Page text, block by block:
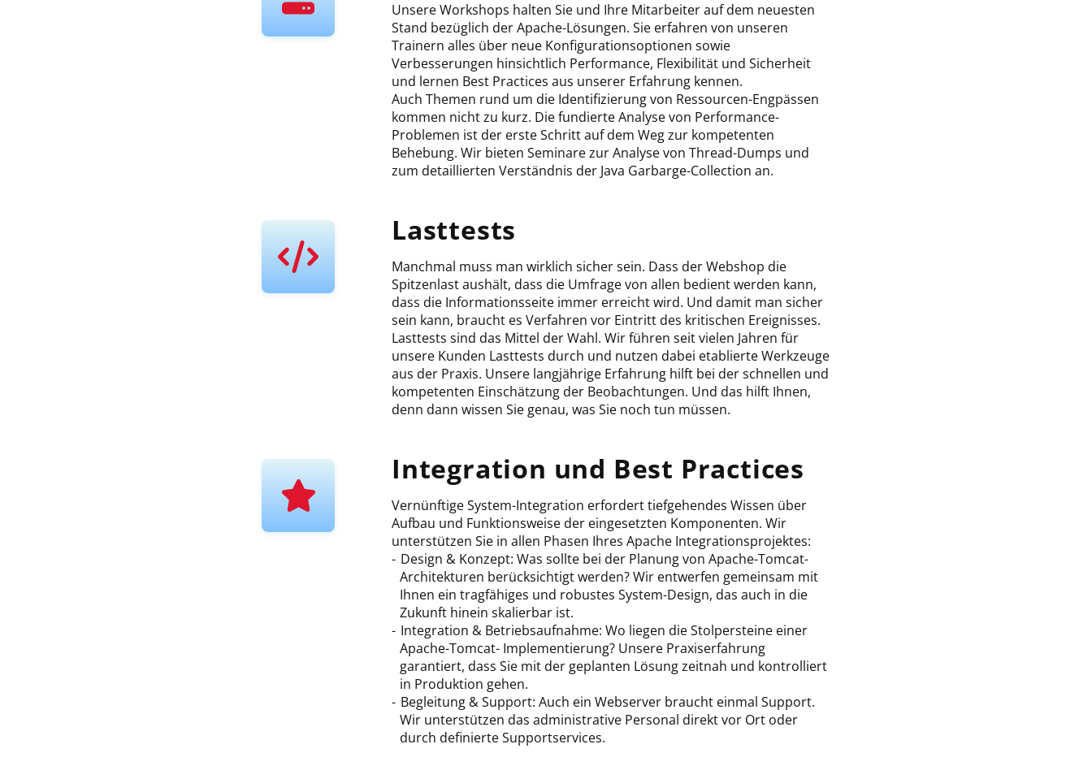
Unsere Workshops halten Sie und Ihre Mitarbeiter auf dem neuesten
Stand bezüglich der Apache-Lösungen. Sie erfahren von unseren
Trainern alles über neue Konfigurationsoptionen sowie
Verbesserungen hinsichtlich Performance, Flexibilität und Sicherheit
und lernen Best Practices aus unserer Erfahrung kennen.
Auch Themen rund um die Identifizierung von Ressourcen-Engpässen
kommen nicht zu kurz. Die fundierte Analyse von Performance-
Problemen ist der erste Schritt auf dem Weg zur kompetenten
Behebung. Wir bieten Seminare zur Analyse von Thread-Dumps und
zum detaillierten Verständnis der Java Garbarge-Collection an.
Lasttests
Manchmal muss man wirklich sicher sein. Dass der Webshop die
Spitzenlast aushält, dass die Umfrage von allen bedient werden kann,
dass die Informationsseite immer erreicht wird. Und damit man sicher
sein kann, braucht es Verfahren vor Eintritt des kritischen Ereignisses.
Lasttests sind das Mittel der Wahl. Wir führen seit vielen Jahren für
unsere Kunden Lasttests durch und nutzen dabei etablierte Werkzeuge
aus der Praxis. Unsere langjährige Erfahrung hilft bei der schnellen und
kompetenten Einschätzung der Beobachtungen. Und das hilft Ihnen,
denn dann wissen Sie genau, was Sie noch tun müssen.
Integration und Best Practices
Vernünftige System-Integration erfordert tiefgehendes Wissen über
Aufbau und Funktionsweise der eingesetzten Komponenten. Wir
unterstützen Sie in allen Phasen Ihres Apache Integrationsprojektes:
Design & Konzept: Was sollte bei der Planung von Apache-Tomcat-
Architekturen berücksichtigt werden? Wir entwerfen gemeinsam mit
Ihnen ein tragfähiges und robustes System-Design, das auch in die
Zukunft hinein skalierbar ist.
Integration & Betriebsaufnahme: Wo liegen die Stolpersteine einer
Apache-Tomcat- Implementierung? Unsere Praxiserfahrung
garantiert, dass Sie mit der geplanten Lösung zeitnah und kontrolliert
in Produktion gehen.
Begleitung & Support: Auch ein Webserver braucht einmal Support.
Wir unterstützen das administrative Personal direkt vor Ort oder
durch definierte Supportservices.